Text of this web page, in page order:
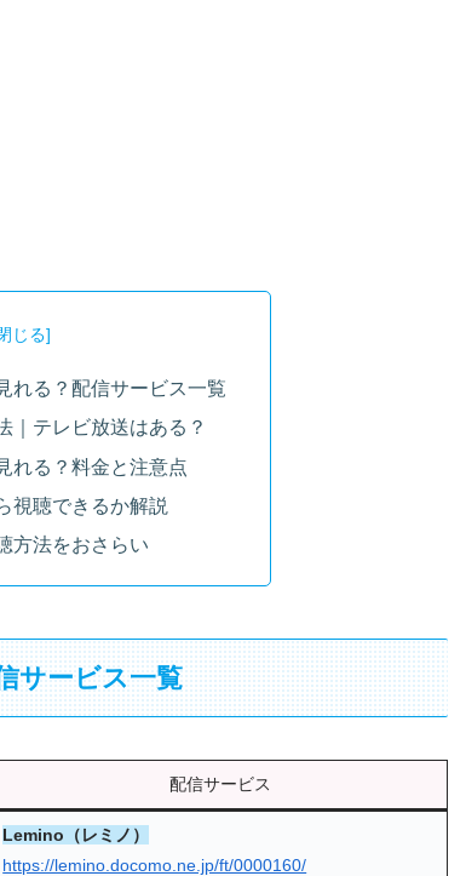
れる？配信サービス一覧
｜テレビ放送はある？
れる？料金と注意点
視聴できるか解説
方法をおさらい
サービス一覧
配信サービス
Lemino（レミノ）
https://lemino.docomo.ne.jp/ft/0000160/